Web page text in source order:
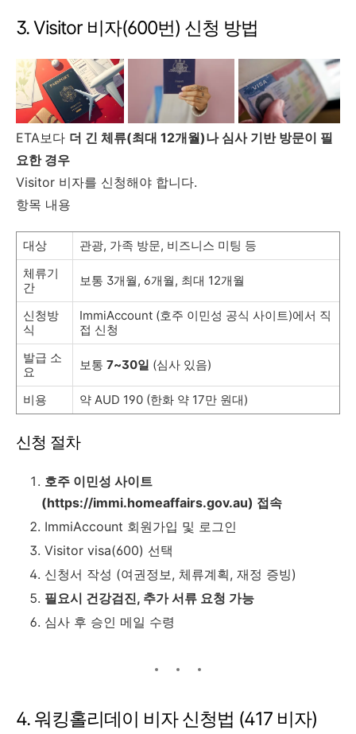
3. Visitor 비자(600번) 신청 방법
ETA보다 더 긴 체류(최대 12개월)나 심사 기반 방문이 필
요한 경우
Visitor 비자를 신청해야 합니다.
항목 내용
대상
관광, 가족 방문, 비즈니스 미팅 등
체류기
간
보통 3개월, 6개월, 최대 12개월
신청방
식
ImmiAccount (호주 이민성 공식 사이트)에서 직
접 신청
발급 소
요
보통 7~30일 (심사 있음)
비용 약 AUD 190 (한화 약 17만 원대)
신청 절차
호주 이민성 사이트
(https://immi.homeaffairs.gov.au) 접속
ImmiAccount 회원가입 및 로그인
Visitor visa(600) 선택
신청서 작성 (여권정보, 체류계획, 재정 증빙)
필요시 건강검진, 추가 서류 요청 가능
심사 후 승인 메일 수령
4. 워킹홀리데이 비자 신청법 (417 비자)